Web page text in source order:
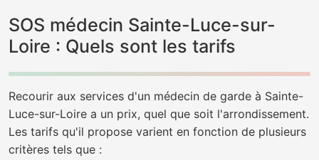
SOS médecin Sainte-Luce-sur-
Loire : Quels sont les tarifs
Recourir aux services d'un médecin de garde à Sainte-
Luce-sur-Loire a un prix, quel que soit l'arrondissement.
Les tarifs qu'il propose varient en fonction de plusieurs
critères tels que :